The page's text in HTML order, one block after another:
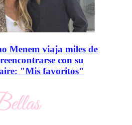
Menem viaja miles de
con su
"Mis favoritos"